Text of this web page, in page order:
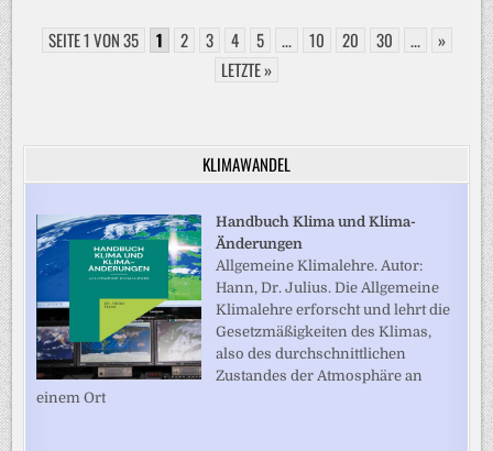
BESTEN
KI-
SEITE 1 VON 35 1 2 3 4 5 ... 10 20 30 ...
»
LETZTE »
KLIMAWANDEL
Handbuch Klima und Klima-
Änderungen
Allgemeine Klimalehre. Autor:
Hann, Dr. Julius. Die Allgemeine
Klimalehre erforscht und lehrt die
Gesetzmäßigkeiten des Klimas,
also des durchschnittlichen
Zustandes der Atmosphäre an
einem Ort